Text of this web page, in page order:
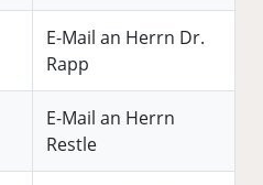
E-Mail an Herrn Dr.
Rapp
E-Mail an Herrn
Restle